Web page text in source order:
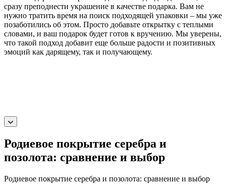
сразу преподнести украшение в качестве подарка. Вам не
нужно тратить время на поиск подходящей упаковки – мы уже
позаботились об этом. Просто добавьте открытку с теплыми
словами, и ваш подарок будет готов к вручению. Мы уверены,
что такой подход добавит еще больше радости и позитивных
эмоций как дарящему, так и получающему.
Родиевое покрытие серебра и
позолота: сравнение и выбор
Родиевое покрытие серебра и позолота: сравнение и выбор